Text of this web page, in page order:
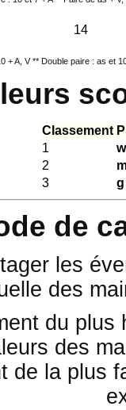
14
+ A, V ** Double paire : as et
Classement
1
2
3
g
de
les
des
du
des
de la plus